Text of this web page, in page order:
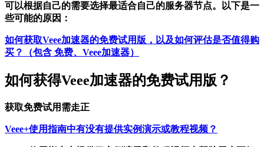
可以根据自己的需要选择最适合自己的服务器节点。以下是一
些可能的原因：
如何获取Veee加速器的免费试用版，以及如何评估是否值得购
买？（包含 免费、Veee加速器）
如何获得Veee加速器的免费试用版？
获取免费试用需走正
Veee+使用指南中有没有提供实例演示或教程视频？